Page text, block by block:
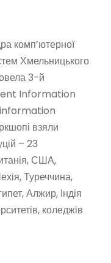
комп’ютерної
Хмельницького
3-й
Information
взяли
– 23
США,
Туреччина,
Алжир, Індія
коледжів